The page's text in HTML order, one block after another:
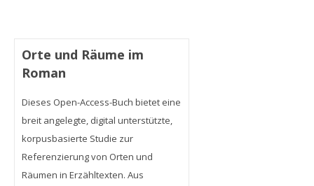
Orte und Räume im
Roman
Dieses Open-Access-Buch bietet eine
breit angelegte, digital unterstützte,
korpusbasierte Studie zur
Referenzierung von Orten und
Räumen in Erzähltexten. Aus